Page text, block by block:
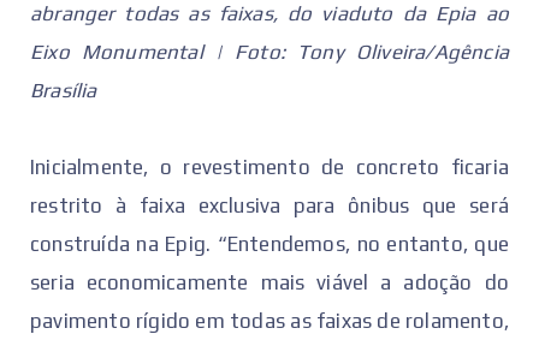
abranger todas as faixas, do viaduto da Epia ao
Eixo Monumental | Foto: Tony Oliveira/Agência
Brasília
‌Inicialmente, o revestimento de concreto ficaria
restrito à faixa exclusiva para ônibus que será
construída na Epig. “Entendemos, no entanto, que
seria economicamente mais viável a adoção do
pavimento rígido em todas as faixas de rolamento,